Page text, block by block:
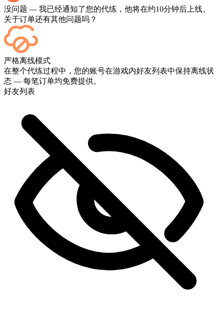
没问题 — 我已经通知了您的代练，他将在约10分钟后上线。
关于订单还有其他问题吗？
太棒了！我可以实时追踪进度吗？
可以的——每场比赛结束后都会显示在您的仪表板上。如果您
想观看比赛实况，请在结账时添加“直播”服务。
太棒了，你们是最棒的 🧡
严格离线模式
在整个代练过程中，您的账号在游戏内好友列表中保持离线状
态 — 每笔订单均免费提供。
好友列表